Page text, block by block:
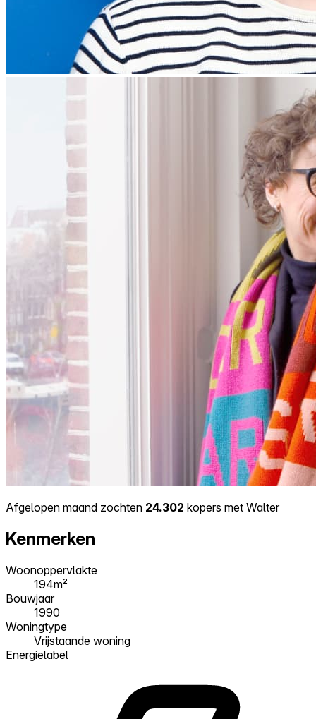
Afgelopen maand zochten 24.302 kopers met Walter
Kenmerken
Woonoppervlakte
194m²
Bouwjaar
1990
Woningtype
Vrijstaande woning
Energielabel